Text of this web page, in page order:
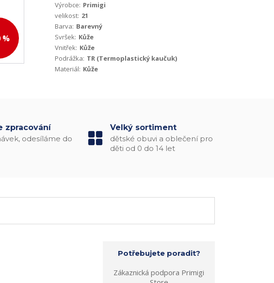
%
Výrobce: Primigi
velikost: 21
Barva: Barevný
Svršek: Kůže
Vnitřek: Kůže
Podrážka: TR (Termoplastický kaučuk)
Materiál: Kůže
zpracování
odesíláme do
Velký sortiment
dětské obuvi a oblečení pro
děti od 0 do 14 let
Potřebujete poradit?
Zákaznická podpora Primigi